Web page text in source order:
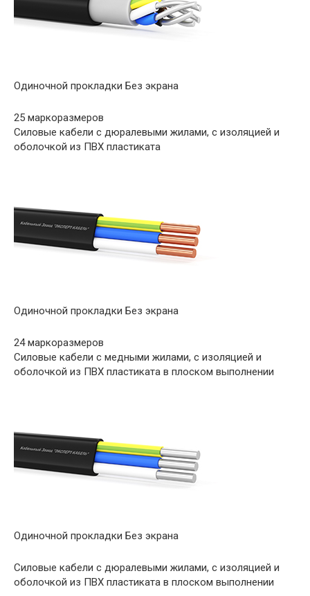
Одиночной прокладки Без экрана
25 маркоразмеров
Силовые кабели с дюралевыми жилами, с изоляцией и
оболочкой из ПВХ пластиката
Одиночной прокладки Без экрана
24 маркоразмеров
Силовые кабели с медными жилами, с изоляцией и
оболочкой из ПВХ пластиката в плоском выполнении
Одиночной прокладки Без экрана
Силовые кабели с дюралевыми жилами, с изоляцией и
оболочкой из ПВХ пластиката в плоском выполнении